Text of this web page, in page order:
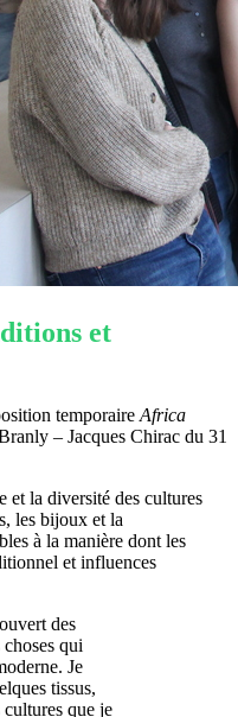
et
temporaire Africa
– Jacques Chirac du 31
et la diversité des cultures
les bijoux et la
à la manière dont les
et influences
des
qui
Je
tissus,
cultures que je